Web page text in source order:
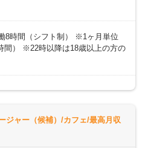
8時間（シフト制） ※1ヶ月単位
間） ※22時以降は18歳以上の方の
ジャー（候補）/カフェ/最高月収